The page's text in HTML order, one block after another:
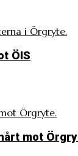
i Örgryte.
ÖIS
Örgryte.
mot